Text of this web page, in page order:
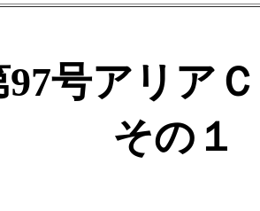
号アリア
その１